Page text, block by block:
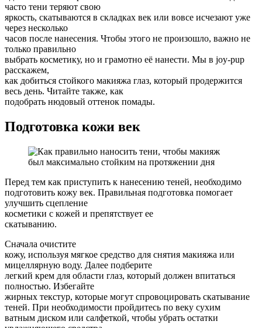
часто тени теряют свою
яркость, скатываются в складках век или вовсе исчезают уже
через несколько
часов после нанесения. Чтобы этого не произошло, важно не
только правильно
выбрать косметику, но и грамотно её нанести. Мы в joy-pup
расскажем,
как добиться стойкого макияжа глаз, который продержится
весь день. Читайте также, как
подобрать нюдовый оттенок помады.
Подготовка кожи век
Перед тем как приступить к нанесению теней, необходимо
подготовить кожу век. Правильная подготовка помогает
улучшить сцепление
косметики с кожей и препятствует ее
скатыванию.
Сначала очистите
кожу, используя мягкое средство для снятия макияжа или
мицеллярную воду. Далее подберите
легкий крем для области глаз, который должен впитаться
полностью. Избегайте
жирных текстур, которые могут спровоцировать скатывание
теней. При необходимости пройдитесь по веку сухим
ватным диском или салфеткой, чтобы убрать остатки